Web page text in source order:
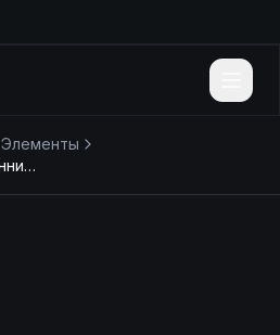
Элементы
Ремонт крышки макаронницы (ресторанное оборудование), цена в СПб